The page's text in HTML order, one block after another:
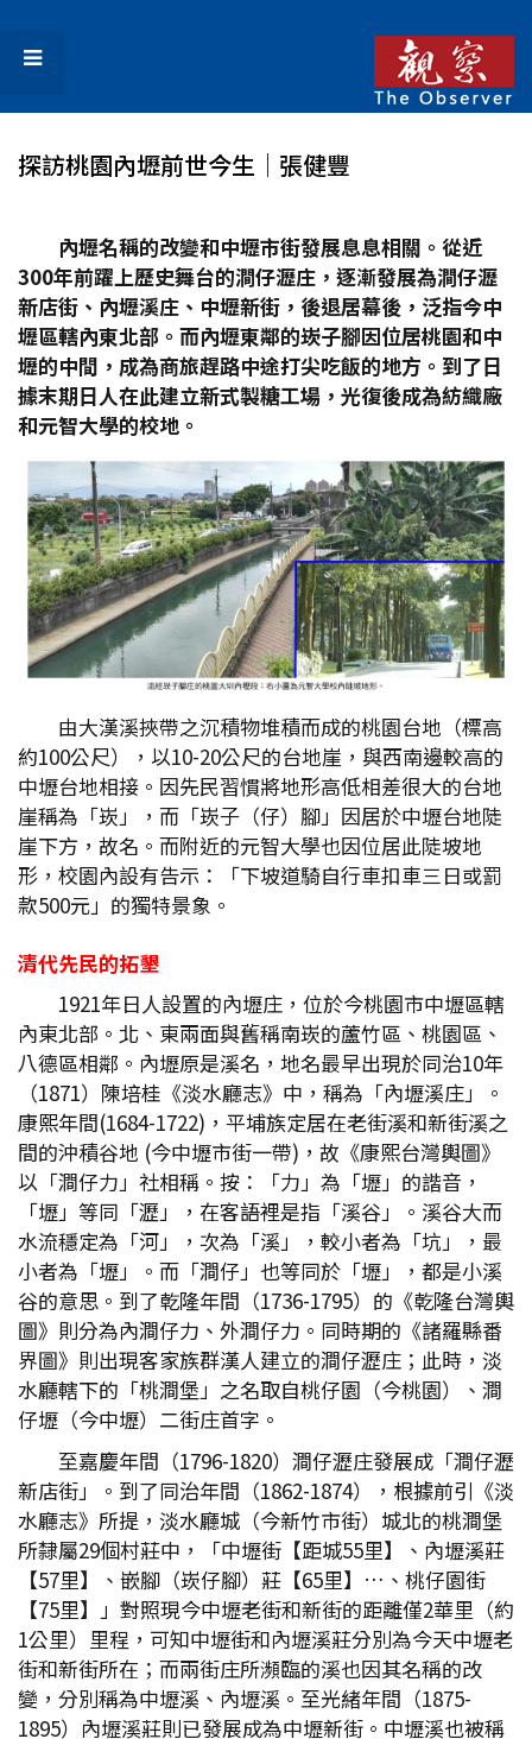
探訪桃園內壢前世今生│張健豐
內壢名稱的改變和中壢市街發展息息相關。從近
300年前躍上歷史舞台的澗仔瀝庄，逐漸發展為澗仔瀝
新店街、內壢溪庄、中壢新街，後退居幕後，泛指今中
壢區轄內東北部。而內壢東鄰的崁子腳因位居桃園和中
壢的中間，成為商旅趕路中途打尖吃飯的地方。到了日
據末期日人在此建立新式製糖工場，光復後成為紡織廠
和元智大學的校地。
由大漢溪挾帶之沉積物堆積而成的桃園台地（標高
約100公尺），以10-20公尺的台地崖，與西南邊較高的
中壢台地相接。因先民習慣將地形高低相差很大的台地
崖稱為「崁」，而「崁子（仔）腳」因居於中壢台地陡
崖下方，故名。而附近的元智大學也因位居此陡坡地
形，校園內設有告示：「下坡道騎自行車扣車三日或罰
款500元」的獨特景象。
清代先民的拓墾
1921年日人設置的內壢庄，位於今桃園市中壢區轄
內東北部。北、東兩面與舊稱南崁的蘆竹區、桃園區、
八德區相鄰。內壢原是溪名，地名最早出現於同治10年
（1871）陳培桂《淡水廳志》中，稱為「內壢溪庄」。
康熙年間(1684-1722)，平埔族定居在老街溪和新街溪之
間的沖積谷地 (今中壢市街一帶)，故《康熙台灣輿圖》
以「澗仔力」社相稱。按：「力」為「壢」的諧音，
「壢」等同「瀝」，在客語裡是指「溪谷」。溪谷大而
水流穩定為「河」，次為「溪」，較小者為「坑」，最
小者為「壢」。而「澗仔」也等同於「壢」，都是小溪
谷的意思。到了乾隆年間（1736-1795）的《乾隆台灣輿
圖》則分為內澗仔力、外澗仔力。同時期的《諸羅縣番
界圖》則出現客家族群漢人建立的澗仔瀝庄；此時，淡
水廳轄下的「桃澗堡」之名取自桃仔園（今桃園）、澗
仔壢（今中壢）二街庄首字。
至嘉慶年間（1796-1820）澗仔瀝庄發展成「澗仔瀝
新店街」。到了同治年間（1862-1874），根據前引《淡
水廳志》所提，淡水廳城（今新竹市街）城北的桃澗堡
所隸屬29個村莊中，「中壢街【距城55里】、內壢溪莊
【57里】、嵌腳（崁仔腳）莊【65里】…、桃仔園街
【75里】」對照現今中壢老街和新街的距離僅2華里（約
1公里）里程，可知中壢街和內壢溪莊分別為今天中壢老
街和新街所在；而兩街庄所瀕臨的溪也因其名稱的改
變，分別稱為中壢溪、內壢溪。至光緒年間（1875-
1895）內壢溪莊則已發展成為中壢新街。中壢溪也被稱